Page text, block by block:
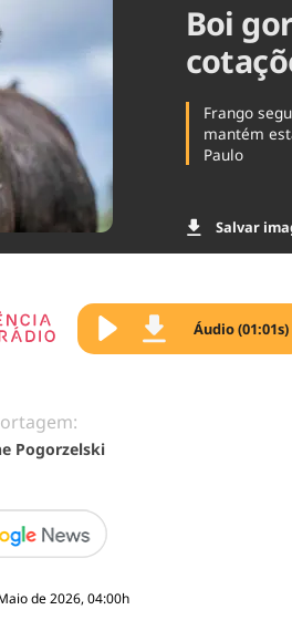
Boi
Frango
mantém
Paulo
Salvar
Áudio (01:01s)
Pogorzelski
de 2026, 04:00h